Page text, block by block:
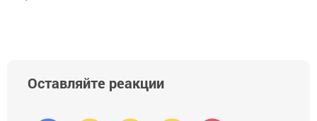
Оставляйте реакции